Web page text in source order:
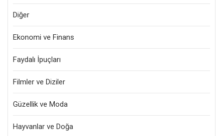
Diğer
Ekonomi ve Finans
Faydalı İpuçları
Filmler ve Diziler
Güzellik ve Moda
Hayvanlar ve Doğa